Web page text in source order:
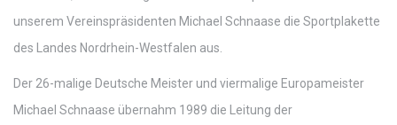
unserem Vereinspräsidenten Michael Schnaase die Sportplakette
des Landes Nordrhein-Westfalen aus.
Der 26-malige Deutsche Meister und viermalige Europameister
Michael Schnaase übernahm 1989 die Leitung der